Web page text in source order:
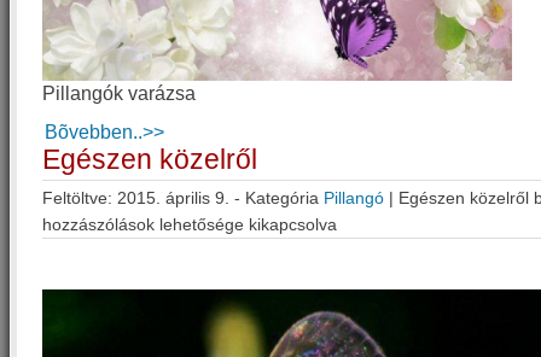
Pillangók varázsa
Bõvebben..>>
Egészen közelről
Feltöltve: 2015. április 9. - Kategória Pillangó | Egészen közelről
hozzászólások lehetősége kikapcsolva